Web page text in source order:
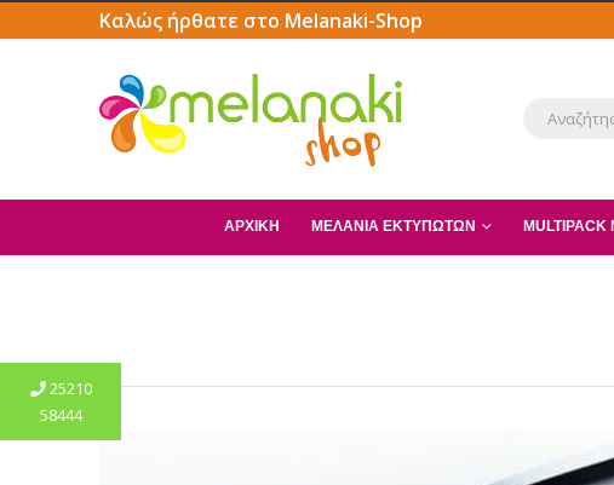
Καλώς ήρθατε στο Melanaki-Shop
ΑΡΧΙΚΗ ΜΕΛΆΝΙΑ ΕΚΤΥΠΩΤΏΝ
25210
58444